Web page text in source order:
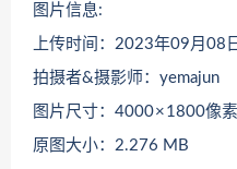
图片信息:
上传时间：2023年09月08
拍摄者&摄影师：yemajun
图片尺寸：4000 × 1800像素
原图大小：2.276 MB